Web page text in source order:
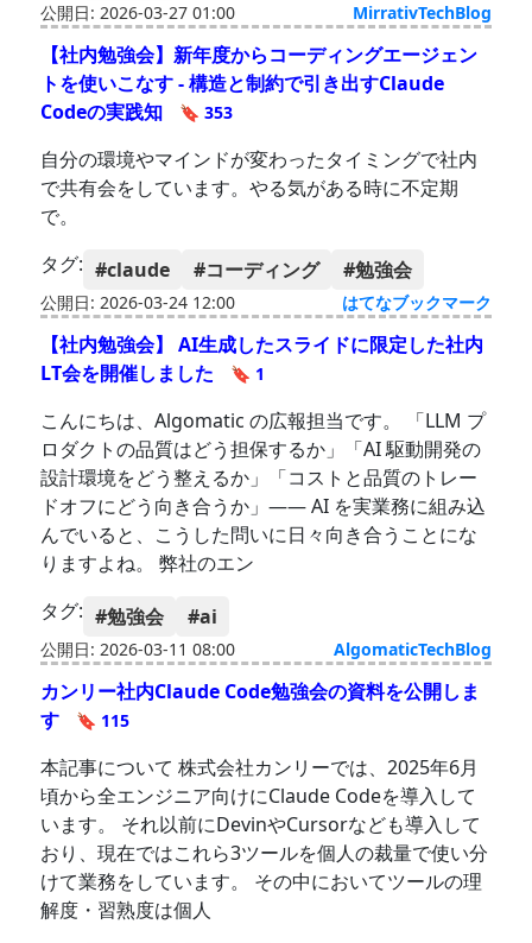
公開日: 2026-03-27 01:00 MirrativTechBlog
【社内勉強会】新年度からコーディングエージェン
トを使いこなす - 構造と制約で引き出すClaude
Codeの実践知
🔖 353
自分の環境やマインドが変わったタイミングで社内
で共有会をしています。やる気がある時に不定期
で。
タグ: #claude #コーディング #勉強会
公開日: 2026-03-24 12:00 はてなブックマーク
【社内勉強会】 AI生成したスライドに限定した社内
LT会を開催しました
🔖 1
こんにちは、Algomatic の広報担当です。 「LLM プ
ロダクトの品質はどう担保するか」「AI 駆動開発の
設計環境をどう整えるか」「コストと品質のトレー
ドオフにどう向き合うか」—— AI を実業務に組み込
んでいると、こうした問いに日々向き合うことにな
りますよね。 弊社のエン
タグ: #勉強会 #ai
公開日: 2026-03-11 08:00 AlgomaticTechBlog
カンリー社内Claude Code勉強会の資料を公開しま
す
🔖 115
本記事について 株式会社カンリーでは、2025年6月
頃から全エンジニア向けにClaude Codeを導入して
います。 それ以前にDevinやCursorなども導入して
おり、現在ではこれら3ツールを個人の裁量で使い分
けて業務をしています。 その中においてツールの理
解度・習熟度は個人